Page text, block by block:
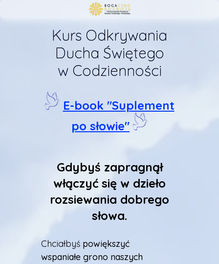
Kurs Odkrywania
Ducha Świętego
w Codzienności
E-book "Suplement
po słowie"
Gdybyś zapragnął
włączyć się w dzieło
rozsiewania dobrego
słowa.
Chciałbyś powiększyć
wspaniałe grono naszych